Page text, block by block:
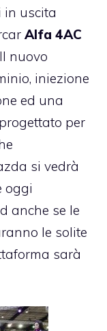
in uscita
Alfa 4AC
nuovo
iniezione
ed una
per
si vedrà
oggi
anche se le
le solite
sarà